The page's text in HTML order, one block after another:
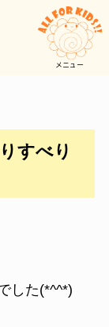
メニュー
すべり
した(*^^*)